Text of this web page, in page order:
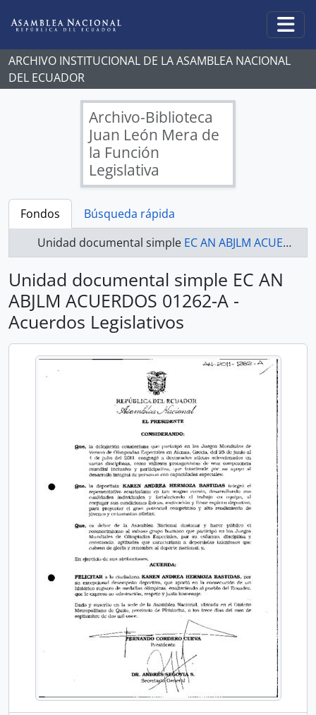
ARCHIVO INSTITUCIONAL DE LA ASAMBLEA NACIONAL
DEL ECUADOR
Archivo-Biblioteca
Juan León Mera de
la Función
Legislativa
Fondos
Búsqueda rápida
Unidad documental simple EC AN ABJLM ACUERDOS 01262-A - Acuerdos Legislativos
Unidad documental simple EC AN
ABJLM ACUERDOS 01262-A -
Acuerdos Legislativos